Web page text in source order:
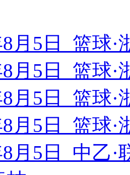
8月5日 篮球
8月5日 篮球
8月5日 篮球
8月5日 篮球
8月5日 中乙